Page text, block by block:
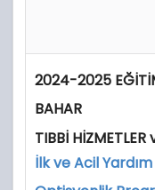
2024-2025
BAHAR
TIBBİ HİZMETLER
İlk ve Acil